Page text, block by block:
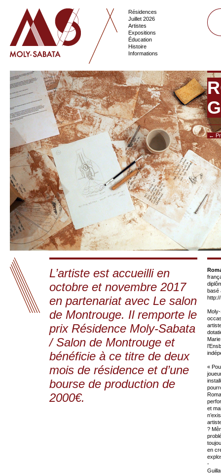
Résidences
Juillet 2026
Artistes
Expositions
Éducation
Histoire
Informations
←
L’artiste est accueilli en
octobre et novembre 2017
en partenariat avec Le salon
de Montrouge. Il remporte le
prix Résidence Moly-Sabata
/ Salon de Montrouge et
bénéficie à ce titre de deux
mois de résidence et d’une
bourse de production de
2000€.
basé
«
et
?
en
-